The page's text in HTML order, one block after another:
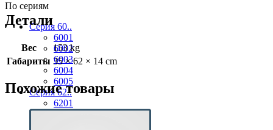
По сериям
Серия 60..
6001
6002
6003
6004
6005
Серия 62..
6201
6202
Детали
Вес
153 kg
Габариты 35 × 62 × 14 cm
Похожие товары